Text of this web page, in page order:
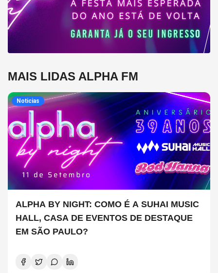
MAIS LIDAS ALPHA FM
Noticias
ALPHA BY NIGHT: COMO É A SUHAI MUSIC
HALL, CASA DE EVENTOS DE DESTAQUE
EM SÃO PAULO?